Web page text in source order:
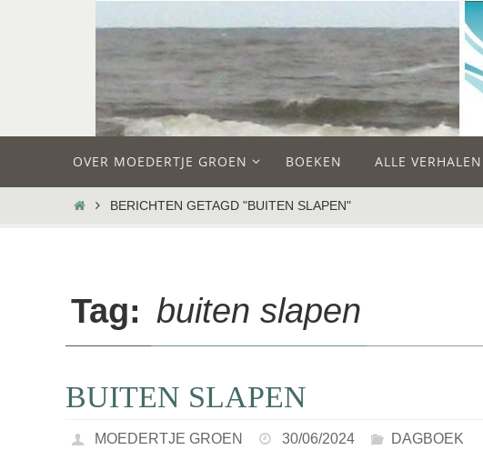
de
OVER MOEDERTJE GROEN BOEKEN ALLE VERHALEN
HOMEBERICHTEN GETAGD "BUITEN SLAPEN"
Tag: buiten slapen
BUITEN SLAPEN
MOEDERTJE GROEN 30/06/2024
DAGBOEK